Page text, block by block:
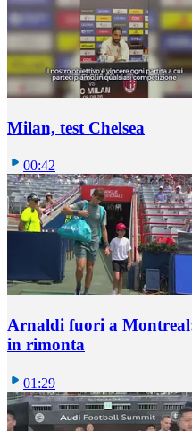
Milan, test Chelsea
00:42
Arnaldi fuori a
in rimonta
01:29